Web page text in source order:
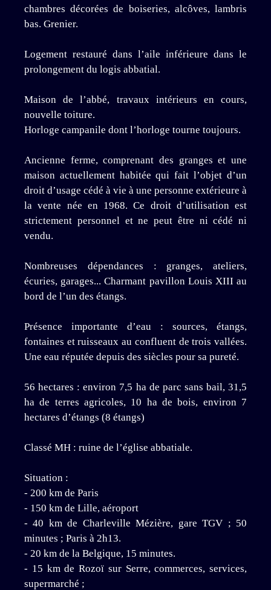
chambres décorées de boiseries, alcôves, lambris
bas. Grenier.
Logement restauré dans l’aile inférieure dans le
prolongement du logis abbatial.
Maison de l’abbé, travaux intérieurs en cours,
nouvelle toiture.
Horloge campanile dont l’horloge tourne toujours.
Ancienne ferme, comprenant des granges et une
maison actuellement habitée qui fait l’objet d’un
droit d’usage cédé à vie à une personne extérieure à
la vente née en 1968. Ce droit d’utilisation est
strictement personnel et ne peut être ni cédé ni
vendu.
Nombreuses dépendances : granges, ateliers,
écuries, garages... Charmant pavillon Louis XIII au
bord de l’un des étangs.
Présence importante d’eau : sources, étangs,
fontaines et ruisseaux au confluent de trois vallées.
Une eau réputée depuis des siècles pour sa pureté.
56 hectares : environ 7,5 ha de parc sans bail, 31,5
ha de terres agricoles, 10 ha de bois, environ 7
hectares d’étangs (8 étangs)
Classé MH : ruine de l’église abbatiale.
Situation :
- 200 km de Paris
- 150 km de Lille, aéroport
- 40 km de Charleville Mézière, gare TGV ; 50
minutes ; Paris à 2h13.
- 20 km de la Belgique, 15 minutes.
- 15 km de Rozoï sur Serre, commerces, services,
supermarché ;